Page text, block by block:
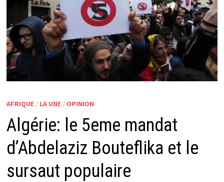
AFRIQUE/ LA UNE/ OPINION
Algérie: le 5eme mandat
d’Abdelaziz Bouteflika et le
sursaut populaire